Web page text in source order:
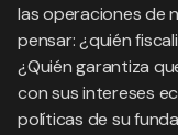
las operaciones de
pensar: ¿quién
¿Quién garantiza
con sus intereses
políticas de su